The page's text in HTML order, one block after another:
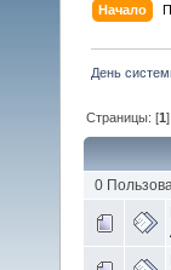
Начало
День
Страницы: [1]
0